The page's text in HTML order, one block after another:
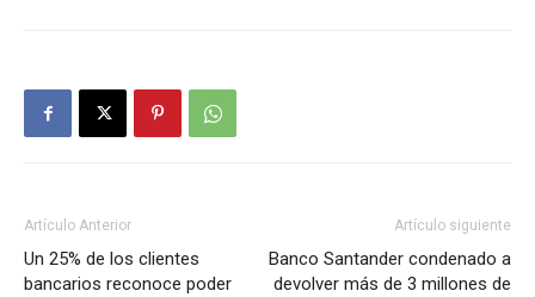
Artículo Anterior
Un 25% de los clientes
bancarios reconoce poder
Artículo siguiente
Banco Santander condenado a
devolver más de 3 millones de